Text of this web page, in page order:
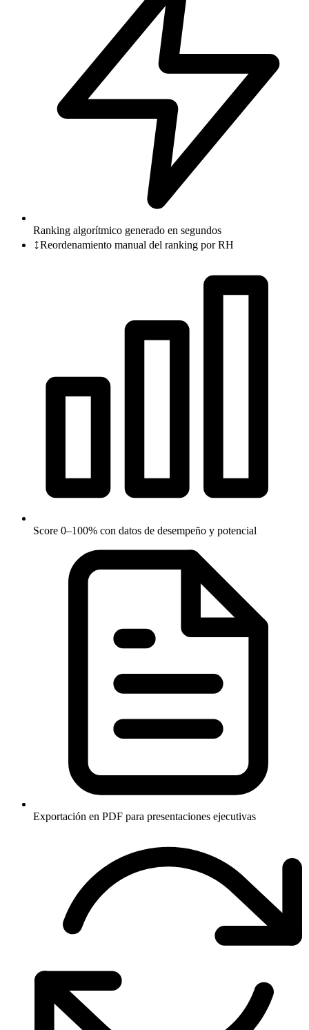
Ranking algorítmico generado en segundos
↕️Reordenamiento manual del ranking por RH
Score 0–100% con datos de desempeño y potencial
Exportación en PDF para presentaciones ejecutivas